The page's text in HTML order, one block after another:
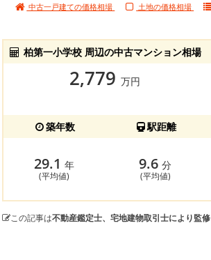
中古一戸建ての価格相場 土地の価格相場
柏第一小学校 周辺の中古マンション相場
2,779 万円
築年数 駅距離
29.1 年
(平均値)
9.6分
(平均値)
この記事は不動産鑑定士、宅地建物取引士により監修